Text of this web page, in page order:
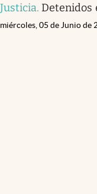
Justicia. Detenidos
miércoles, 05 de Junio de